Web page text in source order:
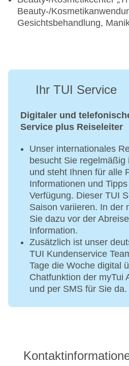
Beauty-/
Gesichtsbehandlung,
Ihr TUI Service
Digitaler und
Service plus Reiseleiter
Unser internationales
besucht Sie regelmäßig
und steht Ihnen für alle
Informationen und
Verfügung. Dieser TUI
Saison variieren. In der
Sie dazu vor der
Information.
Zusätzlich ist unser
TUI Kundenservice
Tage die Woche digital
Chatfunktion der myTui
und per SMS für Sie da.